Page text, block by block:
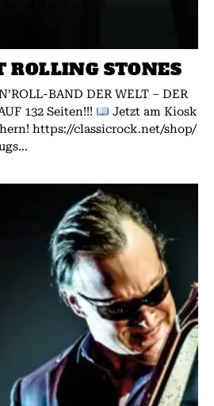
ROLLING STONES
BAND DER WELT – DER
132 Seiten!!!
Jetzt am Kiosk
https://classicrock.net/shop/